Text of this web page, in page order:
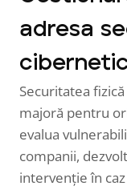
adresa
Securitatea
majoră pentru
evalua
companii,
intervenție în